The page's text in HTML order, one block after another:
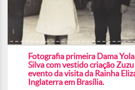
Fotografia primeira Dama
Silva com vestido criação
evento da visita da Rainha
Inglaterra em Brasília.